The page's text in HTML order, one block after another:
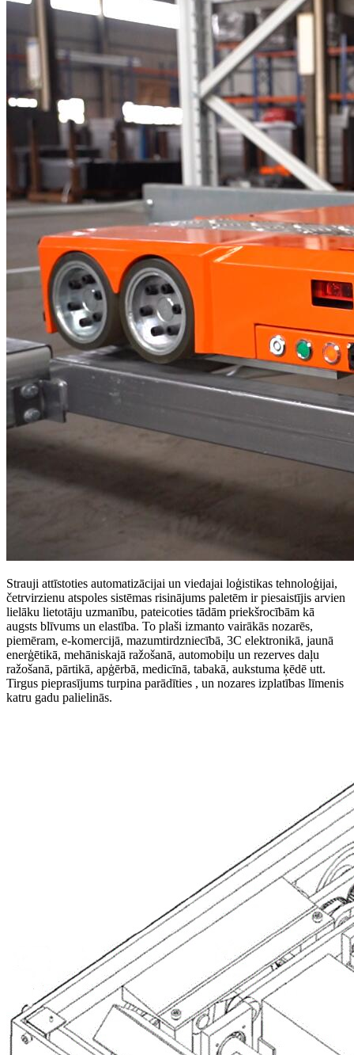
Strauji attīstoties automatizācijai un viedajai loģistikas tehnoloģijai,
četrvirzienu atspoles sistēmas risinājums paletēm ir piesaistījis arvien
lielāku lietotāju uzmanību, pateicoties tādām priekšrocībām kā
augsts blīvums un elastība. To plaši izmanto vairākās nozarēs,
piemēram, e-komercijā, mazumtirdzniecībā, 3C elektronikā, jaunā
enerģētikā, mehāniskajā ražošanā, automobiļu un rezerves daļu
ražošanā, pārtikā, apģērbā, medicīnā, tabakā, aukstuma ķēdē utt.
Tirgus pieprasījums turpina parādīties , un nozares izplatības līmenis
katru gadu palielinās.